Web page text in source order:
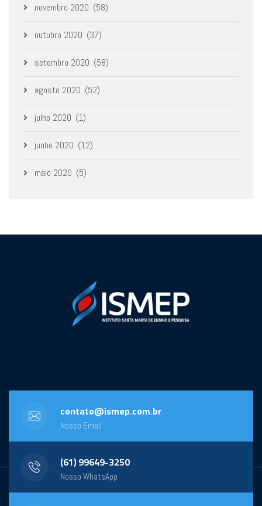
novembro 2020 (58)
outubro 2020 (37)
setembro 2020 (58)
agosto 2020 (52)
julho 2020 (1)
junho 2020 (12)
maio 2020 (5)
contato@ismep.com.br
Nosso Email
(61) 99649-3250
Nosso WhatsApp